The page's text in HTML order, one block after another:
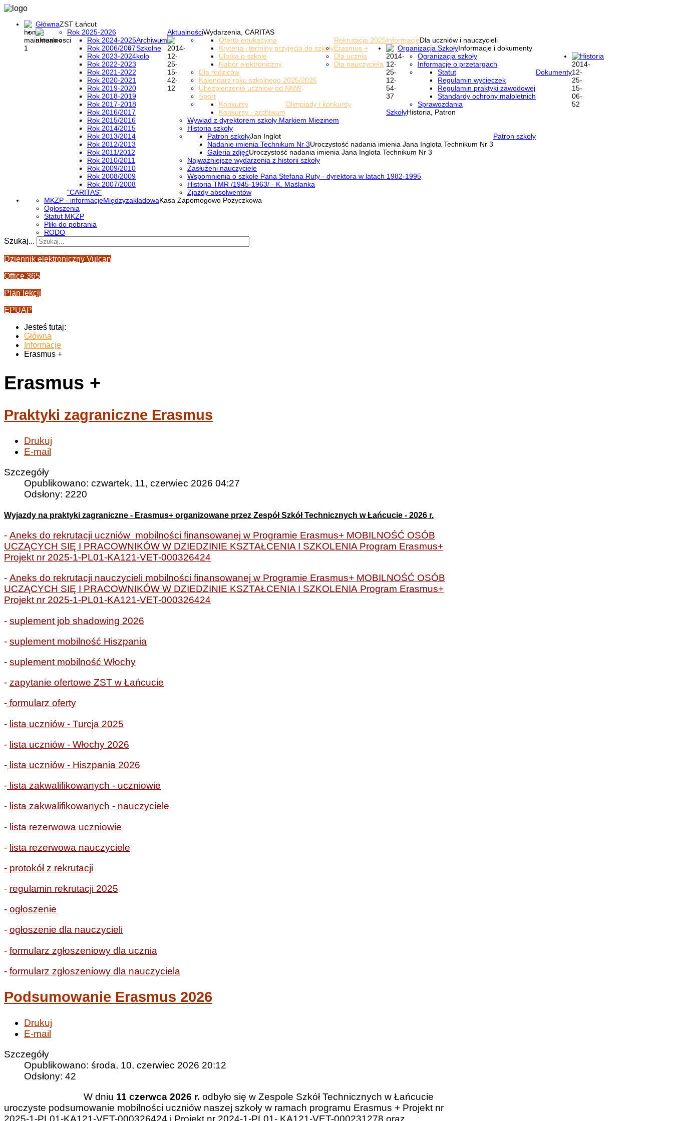
GłównaZST Łańcut
AktualnościWydarzenia, CARITAS
Rok 2025-2026
Archiwum
Rok 2024-2025
Rok 2006/2007
Rok 2023-2024
Rok 2022-2023
Rok 2021-2022
Rok 2020-2021
Rok 2019-2020
Rok 2018-2019
Rok 2017-2018
Rok 2016/2017
Rok 2015/2016
Rok 2014/2015
Rok 2013/2014
Rok 2012/2013
Rok 2011/2012
Rok 2010/2011
Rok 2009/2010
Rok 2008/2009
Rok 2007/2008
Szkolne
koło
"CARITAS"
InformacjeDla uczniów i nauczycieli
Rekrutacja 2025
Oferta edukacyjna
Kryteria i terminy przyjęcia do szkoły
Ulotka o szkole
Nabór elektroniczny
Erasmus +
Dla ucznia
Dla nauczyciela
Dla rodziców
Kalendarz roku szkolnego 2025/2026
Ubezpieczenie uczniów od NNW
Sport
Olimpiady i konkursy
Konkursy
Konkursy - archiwum
Organizacja SzkołyInformacje i dokumenty
Ogranizacja szkoły
Informacje o przetargach
Dokumenty
Statut
Regulamin wycieczek
Regulamin praktyki zawodowej
Standardy ochrony małoletnich
Sprawozdania
Historia
SzkołyHistoria, Patron
Wywiad z dyrektorem szkoły Markiem Miezinem
Historia szkoły
Patron szkoły
Patron szkołyJan Inglot
Nadanie imienia Technikum Nr 3Uroczystość nadania imienia Jana Inglota Technikum Nr 3
Galeria zdjęćUroczystość nadania imienia Jana Inglota Technikum Nr 3
Najważniejsze wydarzenia z historii szkoły
Zasłużeni nauczyciele
Wspomnienia o szkole Pana Stefana Ruty - dyrektora w latach 1982-1995
Historia TMR /1945-1963/ - K. Maślanka
Zjazdy absolwentów
MiędzyzakładowaKasa Zapomogowo Pożyczkowa
MKZP - informacje
Ogłoszenia
Statut MKZP
Pliki do pobrania
RODO
Szukaj...
Dziennik elektroniczny Vulcan
Office 365
Plan lekcji
EPUAP
Jesteś tutaj:
Główna
Informacje
Erasmus +
Erasmus +
Praktyki zagraniczne Erasmus
Drukuj
E-mail
Szczegóły
Opublikowano: czwartek, 11, czerwiec 2026 04:27
Odsłony: 2220
Wyjazdy na praktyki zagraniczne - Erasmus+ organizowane przez Zespół Szkół Technicznych w Łańcucie - 2026 r.
- Aneks do rekrutacji uczniów mobilności finansowanej w Programie Erasmus+ MOBILNOŚĆ OSÓB
UCZĄCYCH SIĘ I PRACOWNIKÓW W DZIEDZINIE KSZTAŁCENIA I SZKOLENIA Program Erasmus+
Projekt nr 2025-1-PL01-KA121-VET-000326424
- Aneks do rekrutacji nauczycieli mobilności finansowanej w Programie Erasmus+ MOBILNOŚĆ OSÓB
UCZĄCYCH SIĘ I PRACOWNIKÓW W DZIEDZINIE KSZTAŁCENIA I SZKOLENIA Program Erasmus+
Projekt nr 2025-1-PL01-KA121-VET-000326424
- suplement job shadowing 2026
- suplement mobilność Hiszpania
- suplement mobilność Włochy
- zapytanie ofertowe ZST w Łańcucie
- formularz oferty
- lista uczniów - Turcja 2025
- lista uczniów - Włochy 2026
- lista uczniów - Hiszpania 2026
- lista zakwalifikowanych - uczniowie
- lista zakwalifikowanych - nauczyciele
- lista rezerwowa uczniowie
- lista rezerwowa nauczyciele
- protokół z rekrutacji
- regulamin rekrutacji 2025
- ogłoszenie
- ogłoszenie dla nauczycieli
- formularz zgłoszeniowy dla ucznia
- formularz zgłoszeniowy dla nauczyciela
Podsumowanie Erasmus 2026
Drukuj
E-mail
Szczegóły
Opublikowano: środa, 10, czerwiec 2026 20:12
Odsłony: 42
W dniu 11 czerwca 2026 r. odbyło się w Zespole Szkół Technicznych w Łańcucie
uroczyste podsumowanie mobilności uczniów naszej szkoły w ramach programu Erasmus + Projekt nr
2025-1-PL01-KA121-VET-000326424 i Projekt nr 2024-1-PL01- KA121-VET-000231278 oraz